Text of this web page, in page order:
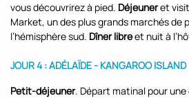
vous découvrirez à pied. Déjeuneret
Market, un des plus grands marchés de
l’hémisphère sud. Dîner libreet nuit à
JOUR 4 :ADÉLAÏDE - KANGAROO ISLAND
Petit-déjeuner. Départ matinal pour